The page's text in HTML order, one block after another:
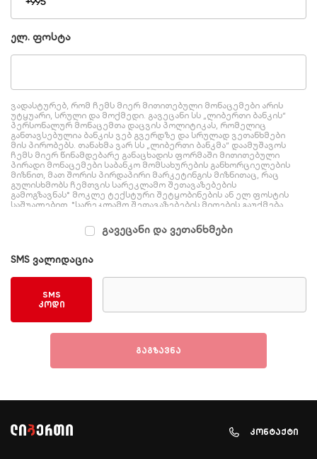
ელ. ფოსტა
ვადასტურებ, რომ ჩემს მიერ მითითებული მონაცემები არის
უტყუარი, სრული და მოქმედი. გავეცანი სს „ლიბერთი ბანკის“
პერსონალურ მონაცემთა დაცვის პოლიტიკას, რომელიც
განთავსებულია ბანკის ვებ გვერდზე და სრულად ვეთანხმები
მის პირობებს. თანახმა ვარ სს „ლიბერთი ბანკმა“ დაამუშავოს
ჩემს მიერ წინამდებარე განაცხადის ფორმაში მითითებული
პირადი მონაცემები საბანკო მომსახურების განხორციელების
მიზნით, მათ შორის პირდაპირი მარკეტინგის მიზნითაც, რაც
გულისხმობს ჩემთვის სარეკლამო შეთავაზებების
გამოგზავნას* მოკლე ტექსტური შეტყობინების ან ელ ფოსტის
საშუალებით. *სარეკლამო შეთავაზებების მიღების გაუქმება
მობილური ტელეფონით გაგზავნოთ მოკლე ტექსტური
შეტყობინება (SMS) ტექსტით NOSMS ნომერზე 91036 (SMS
დააჭიროთ შეთავაზების გამოწერის გაუქმების ბმულს ელ
ფოსტით მიღებულ შეტყობინებაში (ელ ფოსტის რეკლამის
გავეცანი და ვეთანხმები
SMS ვალიდაცია
SMS
კოდი
გაგზავნა
კონტაქტი